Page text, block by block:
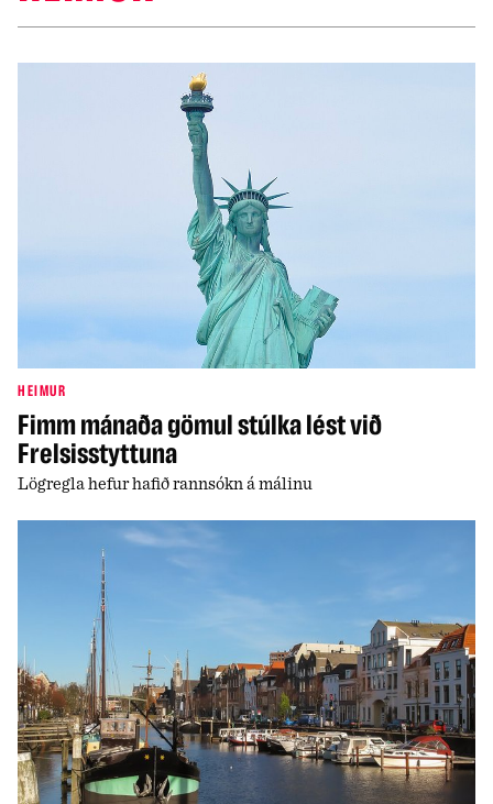
HEIMUR
Fimm mánaða gömul stúlka lést við
Frelsisstyttuna
Lögregla hefur hafið rannsókn á málinu